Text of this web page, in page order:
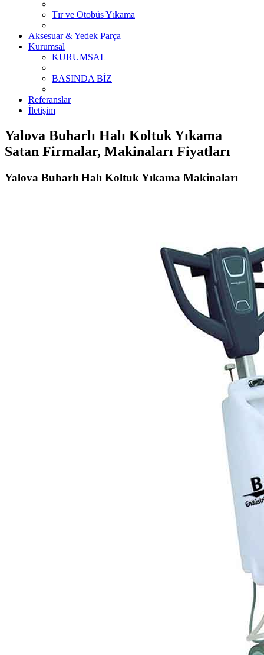
Tır ve Otobüs Yıkama
Aksesuar & Yedek Parça
Kurumsal
KURUMSAL
BASINDA BİZ
Referanslar
İletişim
Yalova Buharlı Halı Koltuk Yıkama
Satan Firmalar, Makinaları Fiyatları
Yalova Buharlı Halı Koltuk Yıkama Makinaları